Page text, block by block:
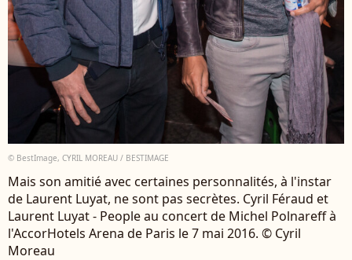
© BestImage, CYRIL MOREAU / BESTIMAGE
Mais son amitié avec certaines personnalités, à l'instar
de Laurent Luyat, ne sont pas secrètes. Cyril Féraud et
Laurent Luyat - People au concert de Michel Polnareff à
l'AccorHotels Arena de Paris le 7 mai 2016. © Cyril
Moreau